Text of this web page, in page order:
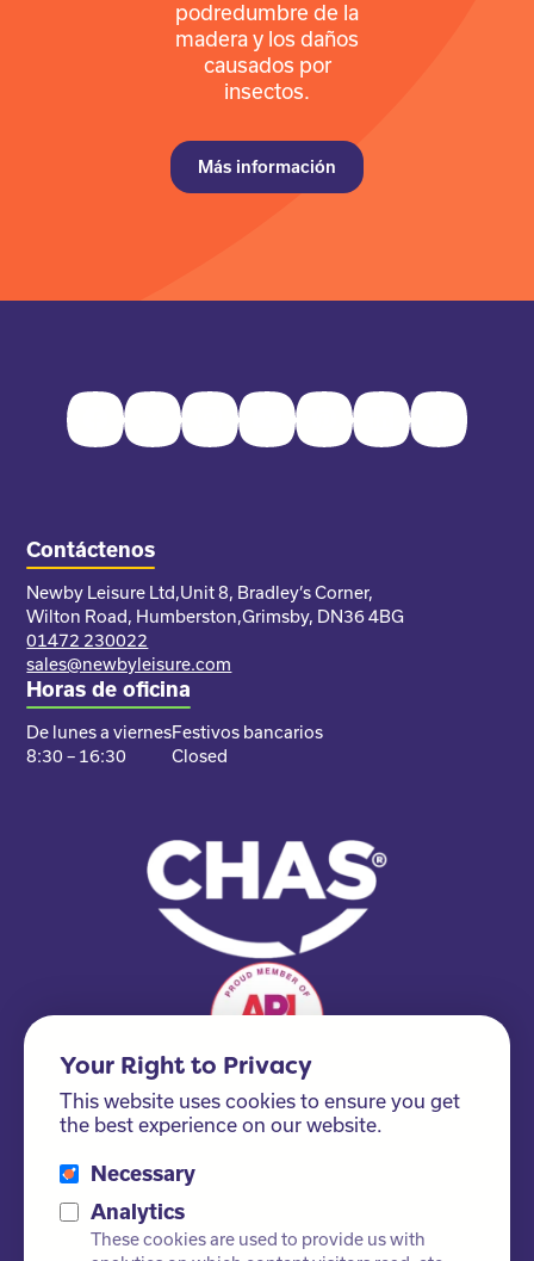
podredumbre de la
madera y los daños
causados por
insectos.
Más información
FacebookTwitter InstagramYoutubePinterestLinkedInTikTok
Contáctenos
Newby Leisure Ltd,Unit 8, Bradley’s Corner,
Wilton Road, Humberston,Grimsby, DN36 4BG
01472 230022
sales@newbyleisure.com
Horas de oficina
De lunes a viernes
8:30 – 16:30
Festivos bancarios
Closed
Please ask us about our FSC® certified products!
Your Right to Privacy
This website uses cookies to ensure you get
the best experience on our website.
Necessary
Analytics
These cookies are used to provide us with